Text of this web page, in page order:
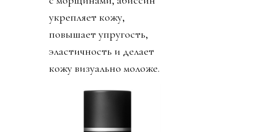
укрепляет кожу,
повышает упругость,
эластичность и делает
кожу визуально моложе.